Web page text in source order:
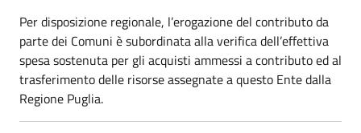
Per disposizione regionale, l’erogazione del contributo da
parte dei Comuni è subordinata alla verifica dell’effettiva
spesa sostenuta per gli acquisti ammessi a contributo ed al
trasferimento delle risorse assegnate a questo Ente dalla
Regione Puglia.